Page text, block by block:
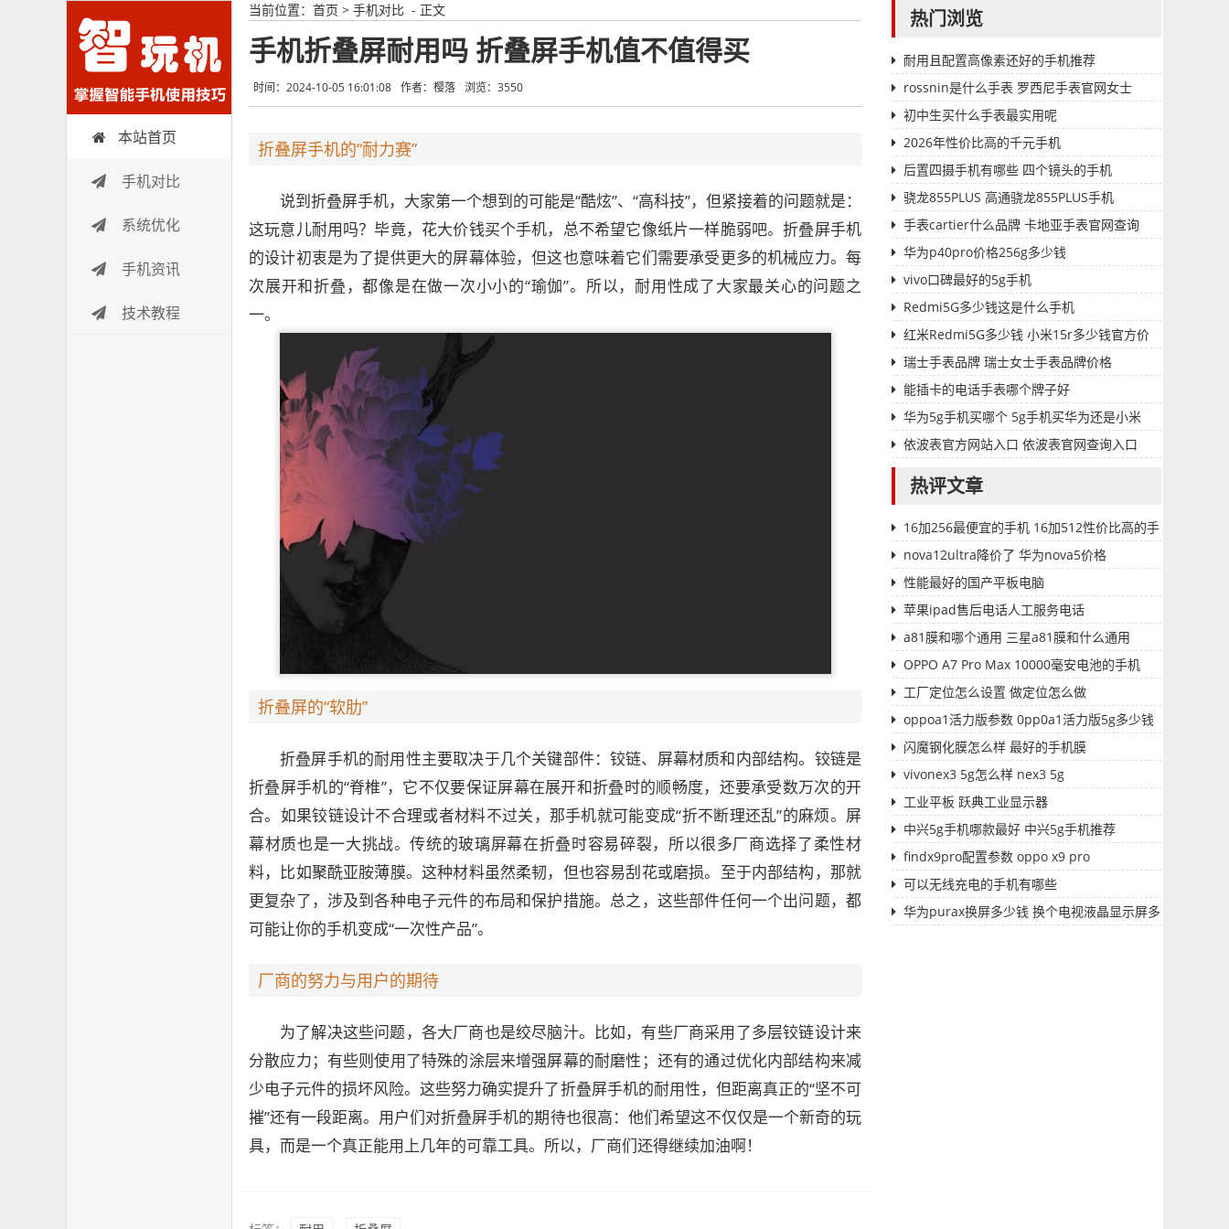
智玩机 本站首页
手机对比
系统优化
手机资讯
技术教程
当前位置： 首页 > 手机对比 - 正文
手机折叠屏耐用吗 折叠屏手机值不值得买
时间：2024-10-05 16:01:08 作者：樱落 浏览：3550
折叠屏手机的“耐力赛”
说到折叠屏手机，大家第一个想到的可能是“酷炫”、“高科技”，但紧接着的问题就是：
这玩意儿耐用吗？毕竟，花大价钱买个手机，总不希望它像纸片一样脆弱吧。折叠屏手机
的设计初衷是为了提供更大的屏幕体验，但这也意味着它们需要承受更多的机械应力。每
次展开和折叠，都像是在做一次小小的“瑜伽”。所以，耐用性成了大家最关心的问题之
一。
折叠屏的“软肋”
折叠屏手机的耐用性主要取决于几个关键部件：铰链、屏幕材质和内部结构。铰链是
折叠屏手机的“脊椎”，它不仅要保证屏幕在展开和折叠时的顺畅度，还要承受数万次的开
合。如果铰链设计不合理或者材料不过关，那手机就可能变成“折不断理还乱”的麻烦。屏
幕材质也是一大挑战。传统的玻璃屏幕在折叠时容易碎裂，所以很多厂商选择了柔性材
料，比如聚酰亚胺薄膜。这种材料虽然柔韧，但也容易刮花或磨损。至于内部结构，那就
更复杂了，涉及到各种电子元件的布局和保护措施。总之，这些部件任何一个出问题，都
可能让你的手机变成“一次性产品”。
厂商的努力与用户的期待
为了解决这些问题，各大厂商也是绞尽脑汁。比如，有些厂商采用了多层铰链设计来
分散应力；有些则使用了特殊的涂层来增强屏幕的耐磨性；还有的通过优化内部结构来减
少电子元件的损坏风险。这些努力确实提升了折叠屏手机的耐用性，但距离真正的“坚不可
摧”还有一段距离。用户们对折叠屏手机的期待也很高：他们希望这不仅仅是一个新奇的玩
具，而是一个真正能用上几年的可靠工具。所以，厂商们还得继续加油啊！
热门浏览
耐用且配置高像素还好的手机推荐
rossnin是什么手表 罗西尼手表官网女士
初中生买什么手表最实用呢
2026年性价比高的千元手机
后置四摄手机有哪些 四个镜头的手机
骁龙855PLUS 高通骁龙855PLUS手机
手表cartier什么品牌 卡地亚手表官网查询
华为p40pro价格256g多少钱
vivo口碑最好的5g手机
Redmi5G多少钱这是什么手机
红米Redmi5G多少钱 小米15r多少钱官方价
格瑞士手表品牌 瑞士女士手表品牌价格
能插卡的电话手表哪个牌子好
华为5g手机买哪个 5g手机买华为还是小米
依波表官方网站入口 依波表官网查询入口
热评文章
16加256最便宜的手机 16加512性价比高的手
机 nova12ultra降价了 华为nova5价格
性能最好的国产平板电脑
苹果ipad售后电话人工服务电话
a81膜和哪个通用 三星a81膜和什么通用
OPPO A7 Pro Max 10000毫安电池的手机
工厂定位怎么设置 做定位怎么做
oppoa1活力版参数 0pp0a1活力版5g多少钱
闪魔钢化膜怎么样 最好的手机膜
vivonex3 5g怎么样 nex3 5g
工业平板 跃典工业显示器
中兴5g手机哪款最好 中兴5g手机推荐
findx9pro配置参数 oppo x9 pro
可以无线充电的手机有哪些
华为purax换屏多少钱 换个电视液晶显示屏多